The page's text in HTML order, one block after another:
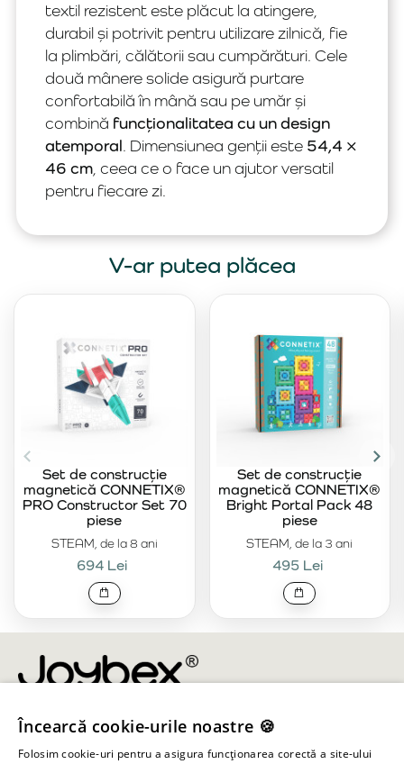
textil rezistent este plăcut la atingere,
durabil și potrivit pentru utilizare zilnică, fie
la plimbări, călătorii sau cumpărături. Cele
două mânere solide asigură purtare
confortabilă în mână sau pe umăr și
combină funcționalitatea cu un design
atemporal. Dimensiunea genții este 54,4 ×
46 cm, ceea ce o face un ajutor versatil
pentru fiecare zi.
V-ar putea plăcea
STEAM, de la 8 ani
Set de construcție
magnetică CONNETIX®
PRO Constructor Set 70
piese
694 Lei
STEAM, de la 3 ani
Set de construcție
magnetică CONNETIX®
Bright Portal Pack 48
piese
495 Lei
info@joybex.ro
Încearcă cookie-urile noastre 🍪
Folosim cookie-uri pentru a asigura funcționarea corectă a site-ului